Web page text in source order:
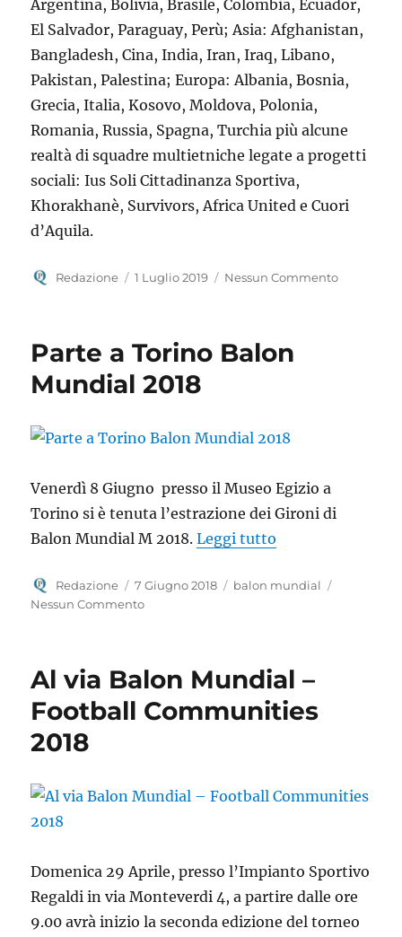
Argentina, Bolivia, Brasile, Colombia, Ecuador,
El Salvador, Paraguay, Perù; Asia: Afghanistan,
Bangladesh, Cina, India, Iran, Iraq, Libano,
Pakistan, Palestina; Europa: Albania, Bosnia,
Grecia, Italia, Kosovo, Moldova, Polonia,
Romania, Russia, Spagna, Turchia più alcune
realtà di squadre multietniche legate a progetti
sociali: Ius Soli Cittadinanza Sportiva,
Khorakhanè, Survivors, Africa United e Cuori
d’Aquila.
Autore
Redazione
Pubblicato
1 Luglio 2019 Nessun Commento
Parte a Torino Balon
Mundial 2018
Venerdì 8 Giugno presso il Museo Egizio a
Torino si è tenuta l’estrazione dei Gironi di
Balon Mundial M 2018.Leggi tutto
Autore
Redazione
Pubblicato
il
7 Giugno 2018 Tag
balon mundial
Nessun Commento
Al via Balon Mundial –
Football Communities
2018
Domenica 29 Aprile, presso l’Impianto Sportivo
Regaldi in via Monteverdi 4, a partire dalle ore
9.00 avrà inizio la seconda edizione del torneo